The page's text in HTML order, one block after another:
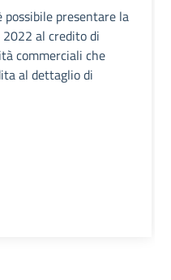
presentare la
2022 al credito di
commerciali che
al dettaglio di